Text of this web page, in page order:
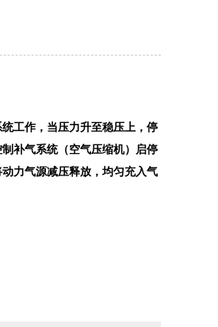
工作，当压力升至稳压上，停
补气系统（空气压缩机）启停
力气源减压释放，均匀充入气